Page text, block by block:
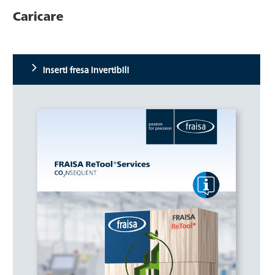
Caricare
Inserti fresa invertibili